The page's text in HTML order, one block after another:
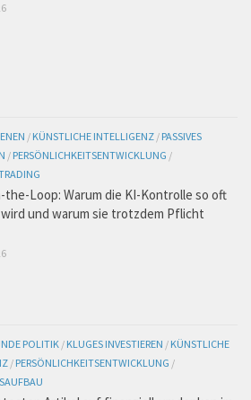
/ KÜNSTLICHE INTELLIGENZ / PASSIVES
/ PERSÖNLICHKEITSENTWICKLUNG /
the-Loop: Warum die KI-Kontrolle so oft
wird und warum sie trotzdem Pflicht
POLITIK / KLUGES INVESTIEREN / KÜNSTLICHE
/ PERSÖNLICHKEITSENTWICKLUNG /